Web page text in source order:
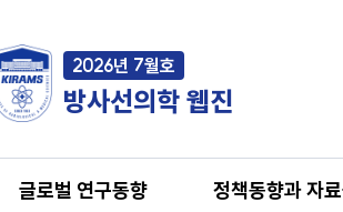
2026년 7월호
방사선의학 웹진
글로벌 연구동향 정책동향과 자